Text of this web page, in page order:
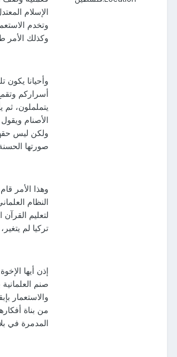
الإسلام
وتخدم
وكذلك الأمر
وأحيانا يكون
أسراركم
يتململون،
الأصنام
ولكن ليس
صورتها
وهذا الأمر
النظام
لتعليم
تركيا لم
إذن أيها
صنم
والاستعمار
من بناة
المدمرة في